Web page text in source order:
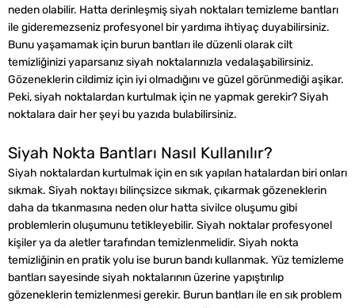
neden olabilir. Hatta derinleşmiş siyah noktaları temizleme bantları
ile gideremezseniz profesyonel bir yardıma ihtiyaç duyabilirsiniz.
Bunu yaşamamak için burun bantları ile düzenli olarak cilt
temizliğinizi yaparsanız siyah noktalarınızla vedalaşabilirsiniz.
Gözeneklerin cildimiz için iyi olmadığını ve güzel görünmediği aşikar.
Peki, siyah noktalardan kurtulmak için ne yapmak gerekir? Siyah
noktalara dair her şeyi bu yazıda bulabilirsiniz.
Siyah Nokta Bantları Nasıl Kullanılır?
Siyah noktalardan kurtulmak için en sık yapılan hatalardan biri onları
sıkmak. Siyah noktayı bilinçsizce sıkmak, çıkarmak gözeneklerin
daha da tıkanmasına neden olur hatta sivilce oluşumu gibi
problemlerin oluşumunu tetikleyebilir. Siyah noktalar profesyonel
kişiler ya da aletler tarafından temizlenmelidir. Siyah nokta
temizliğinin en pratik yolu ise burun bandı kullanmak. Yüz temizleme
bantları sayesinde siyah noktalarının üzerine yapıştırılıp
gözeneklerin temizlenmesi gerekir. Burun bantları ile en sık problem